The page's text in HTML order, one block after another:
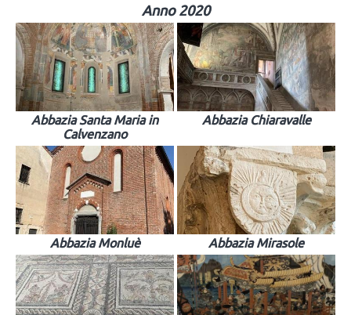
Anno 2020
Abbazia Santa Maria in
Calvenzano
Abbazia Chiaravalle
Abbazia Monluè Abbazia Mirasole